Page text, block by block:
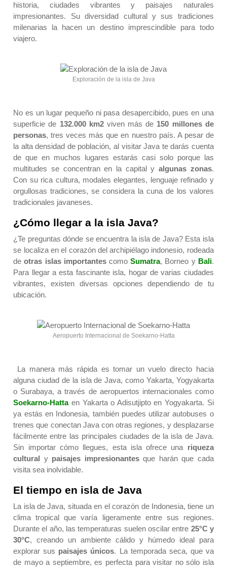
historia, ciudades vibrantes y paisajes naturales
impresionantes. Su diversidad cultural y sus tradiciones
milenarias la hacen un destino imprescindible para todo
viajero.
Exploración de la isla de Java
No es un lugar pequeño ni pasa desapercibido, pues en una
superficie de 132.000 km2viven más de 150 millones de
personas, tres veces más que en nuestro país. A pesar de
la alta densidad de población, al visitar Java te darás cuenta
de que en muchos lugares estarás casi solo porque las
multitudes se concentran en la capital yalgunas zonas.
Con su rica cultura, modales elegantes, lenguaje refinado y
orgullosas tradiciones, se considera la cuna de los valores
tradicionales javaneses.
¿Cómo llegar a la isla Java?
¿Te preguntas dónde se encuentra la isla de Java? Esta isla
se localiza en el corazón del archipiélago indonesio, rodeada
deotras islas importantescomoSumatra, Borneo y Bali.
Para llegar a esta fascinante isla, hogar de varias ciudades
vibrantes, existen diversas opciones dependiendo de tu
ubicación.
Aeropuerto Internacional de Soekarno-Hatta
La manera más rápida es tomar un vuelo directo hacia
alguna ciudad de la isla de Java, como Yakarta, Yogyakarta
o Surabaya, a través de aeropuertos internacionales como
Soekarno-Hattaen Yakarta o Adisutjipto en Yogyakarta. Si
ya estás en Indonesia, también puedes utilizar autobuses o
trenes que conectan Java con otras regiones, y desplazarse
fácilmente entre las principales ciudades de la isla de Java.
Sin importar cómo llegues, esta isla ofrece una riqueza
cultural y paisajes impresionantesque harán que cada
visita sea inolvidable.
El tiempo en isla de Java
La isla de Java, situada en el corazón de Indonesia, tiene un
clima tropical que varía ligeramente entre sus regiones.
Durante el año, las temperaturas suelen oscilar entre 25°C y
30°C, creando un ambiente cálido y húmedo ideal para
explorar sus paisajes únicos. La temporada seca, que va
de mayo a septiembre, es perfecta para visitar no sólo isla